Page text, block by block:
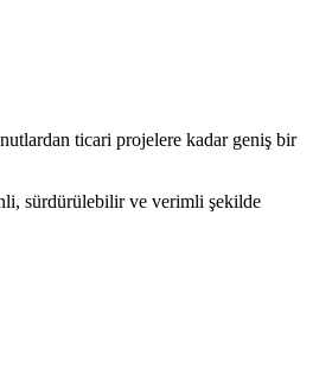
ticari projelere kadar geniş bir
sürdürülebilir ve verimli şekilde